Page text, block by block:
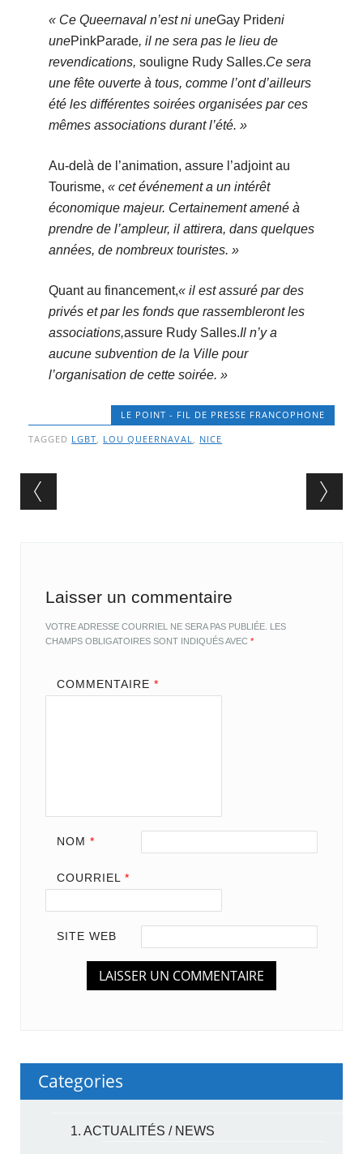
« Ce Queernaval n’est ni uneGay Prideni
unePinkParade, il ne sera pas le lieu de
revendications, souligne Rudy Salles.Ce sera
une fête ouverte à tous, comme l’ont d’ailleurs
été les différentes soirées organisées par ces
mêmes associations durant l’été. »
Au-delà de l’animation, assure l’adjoint au
Tourisme, « cet événement a un intérêt
économique majeur. Certainement amené à
prendre de l’ampleur, il attirera, dans quelques
années, de nombreux touristes. »
Quant au financement,« il est assuré par des
privés et par les fonds que rassembleront les
associations,assure Rudy Salles.Il n’y a
aucune subvention de la Ville pour
l’organisation de cette soirée. »
LE POINT - FIL DE PRESSE FRANCOPHONE
TAGGED LGBT, LOU QUEERNAVAL, NICE
Post navigation
Laisser un commentaire
VOTRE ADRESSE COURRIEL NE SERA PAS PUBLIÉE. LES
CHAMPS OBLIGATOIRES SONT INDIQUÉS AVEC*
COMMENTAIRE *
NOM *
COURRIEL *
SITE WEB
Categories
1. ACTUALITÉS / NEWS